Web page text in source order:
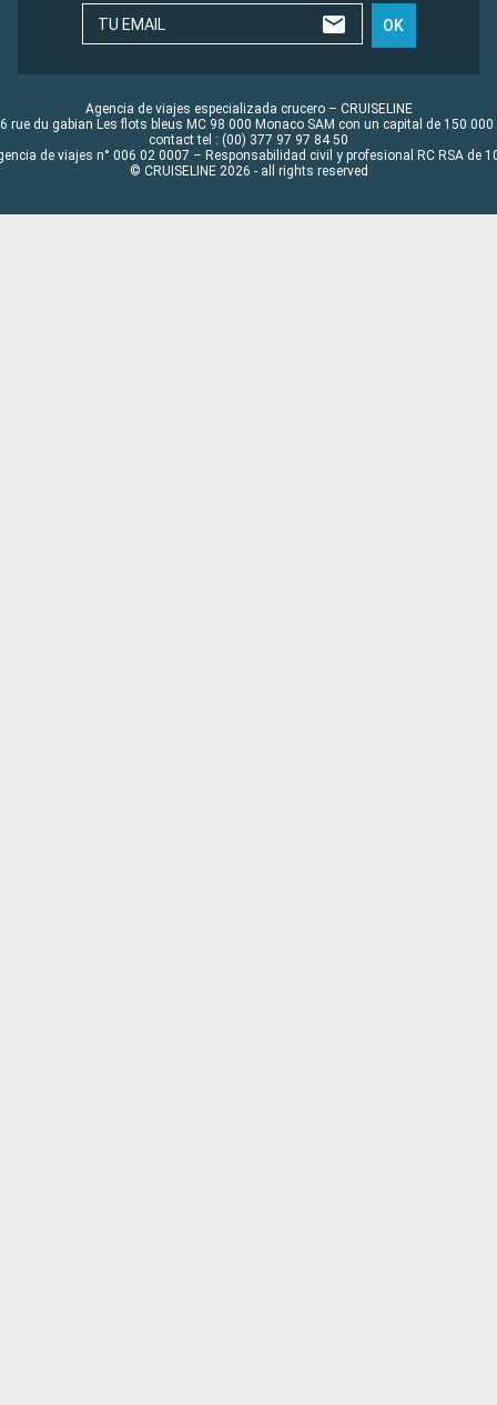
TU EMAIL OK
Agencia de viajes especializada crucero – CRUISELINE
rue du gabian Les flots bleus MC 98 000 Monaco SAM con un capital de 150 000
contact tel : (00) 377 97 97 84 50
de viajes n° 006 02 0007 – Responsabilidad civil y profesional RC RSA de
© CRUISELINE 2026 - all rights reserved